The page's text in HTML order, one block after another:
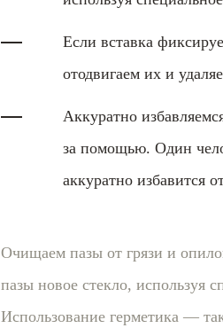
Если вставка
отодвигаем их и
Аккуратно
за помощью. Один
аккуратно избавится
Очищаем пазы от грязи и
пазы новое стекло, используя
Использование герметика —